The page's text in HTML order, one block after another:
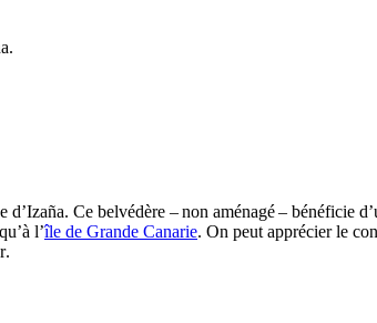
.
d’Izaña. Ce belvédère – non aménagé – bénéficie
l’île de Grande Canarie. On peut apprécier le
.